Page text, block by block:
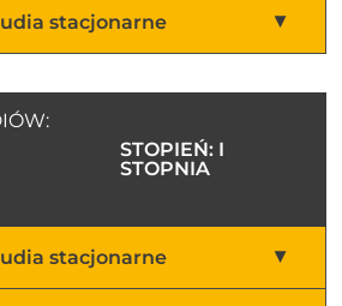
stacjonarne
STOPIEŃ: I
STOPNIA
stacjonarne